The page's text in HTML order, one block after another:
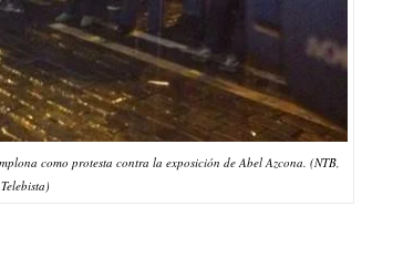
como protesta contra la exposición de Abel Azcona. (NTB,